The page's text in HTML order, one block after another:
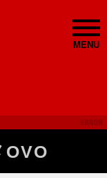
MENU